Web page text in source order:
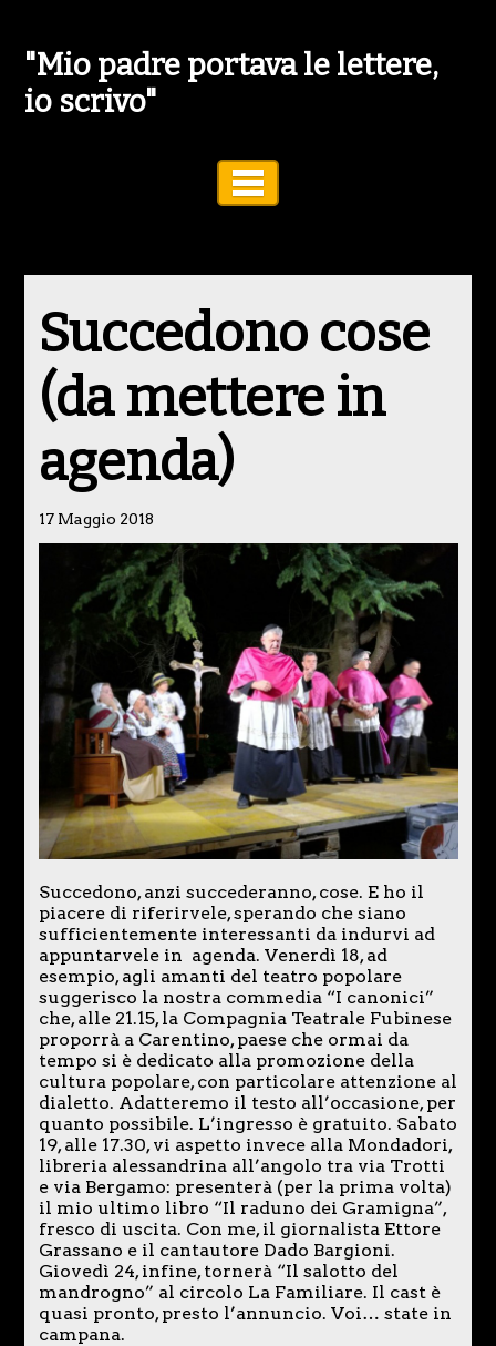
"Mio padre portava le lettere,
io scrivo"
Succedono cose
(da mettere in
agenda)
17 Maggio 2018
Succedono, anzi succederanno, cose. E ho il
piacere di riferirvele, sperando che siano
sufficientemente interessanti da indurvi ad
appuntarvele in agenda. Venerdì 18, ad
esempio, agli amanti del teatro popolare
suggerisco la nostra commedia “I canonici”
che, alle 21.15, la Compagnia Teatrale Fubinese
proporrà a Carentino, paese che ormai da
tempo si è dedicato alla promozione della
cultura popolare, con particolare attenzione al
dialetto. Adatteremo il testo all’occasione, per
quanto possibile. L’ingresso è gratuito. Sabato
19, alle 17.30, vi aspetto invece alla Mondadori,
libreria alessandrina all’angolo tra via Trotti
e via Bergamo: presenterà (per la prima volta)
il mio ultimo libro “Il raduno dei Gramigna”,
fresco di uscita. Con me, il giornalista Ettore
Grassano e il cantautore Dado Bargioni.
Giovedì 24, infine, tornerà “Il salotto del
mandrogno” al circolo La Familiare. Il cast è
quasi pronto, presto l’annuncio. Voi… state in
campana.